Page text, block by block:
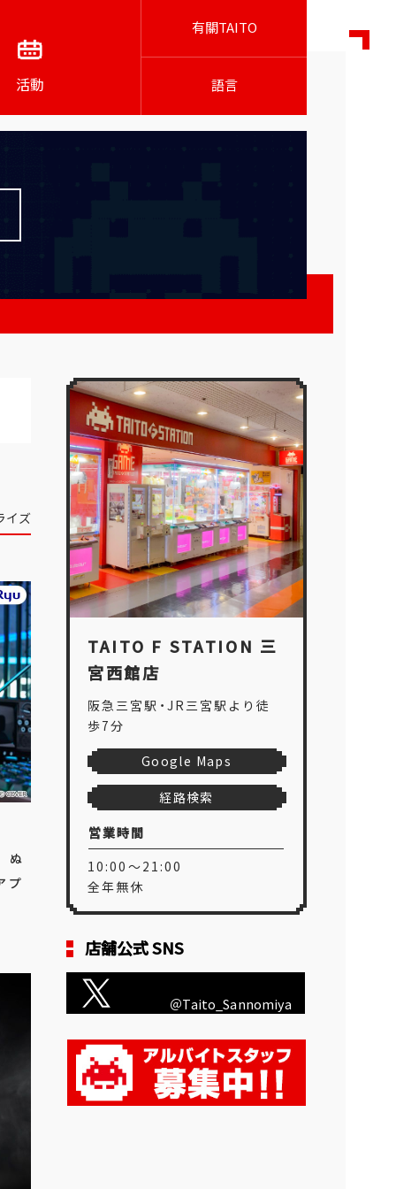
活動
有關TAITO
語言
イズ
ぬ
プ
TAITO F STATION 三
宮西館店
阪急三宮駅・JR三宮駅より徒
歩7分
Google Maps
経路検索
営業時間
10:00～21:00
全年無休
店舗公式 SNS
＠Taito_Sannomiya